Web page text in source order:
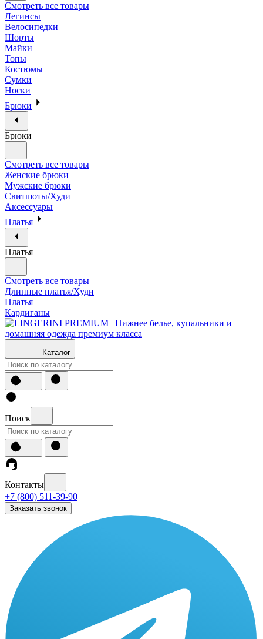
Смотреть все товары
Легинсы
Велосипедки
Шорты
Майки
Топы
Костюмы
Сумки
Носки
Брюки
Брюки
Смотреть все товары
Женские брюки
Мужские брюки
Свитшоты/Худи
Аксессуары
Платья
Платья
Смотреть все товары
Длинные платья/Худи
Платья
Кардиганы
Каталог
Поиск
Контакты
+7 (800) 511-39-90
Заказать звонок